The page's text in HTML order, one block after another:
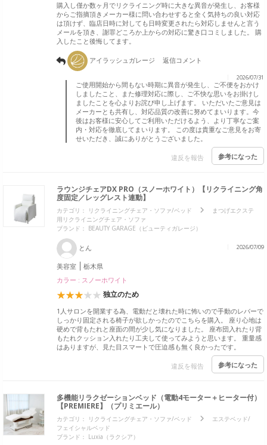
購入し僅か数ヶ月でリクライニング時に大きな異音が発生し、お客様
からご指摘頂きメーカー様に問い合わせすると全く気持ちの良い対応
は頂けず、臨店日時に対しても日時変更されたら対応しませんと言う
メールを頂き、謝罪どころか上からの対応に驚き口コミしました。 購
入したこと後悔してます。
アイラッシュガレージ 返信コメント
2026/07/31
ご使用開始から間もない時期に異音が発生し、ご不便をおかけ
しましたこと、また修理対応に際し、ご不快な思いをお掛けし
ましたことを心よりお詫び申し上げます。 いただいたご意見は
メーカーとも共有し、対応品質の改善に努めてまいります。今
後はお客様に安心してご利用いただけるよう、より丁寧なご案
内・対応を徹底してまいります。 この度は貴重なご意見をお寄
せいただき、誠にありがとうございました。
違反を報告 参考になった
ラウンジチェアDX PRO（スノーホワイト）【リクライニング角
度固定／レッグレスト連動】
カテゴリ： リクライニングチェア・ソファ/ベッド
まつげエクステ
用リクライニングチェア・ソファ
ブランド： BEAUTY GARAGE（ビューティガレージ）
とん 2026/07/09
美容室
栃木県
カラー : スノーホワイト
独立のため
1人サロンを開業する為、電動だと壊れた時に怖いので手動のレバーで
しっかり固定される椅子が欲しかったのでこちらを購入。 座り心地は
硬めで背もたれと座面の間が少し気になりました。 座布団入れたり背
もたれクッション入れたり工夫して使ってみようと思います。 重量感
はありますが、見た目スマートで圧迫感も無く良かったです。
違反を報告 参考になった
多機能リラクゼーションベッド（電動4モーター＋ヒーター付）
【PREMIERE】（プリミエール）
カテゴリ： リクライニングチェア・ソファ/ベッド
エステベッド/
フェイシャルベッド
ブランド： Luxia（ラクシア）